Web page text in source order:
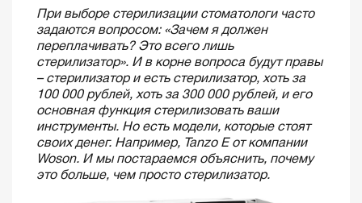
При выборе стерилизации стоматологи часто
задаются вопросом: «Зачем я должен
переплачивать? Это всего лишь
стерилизатор». И в корне вопроса будут правы
– стерилизатор и есть стерилизатор, хоть за
100 000 рублей, хоть за 300 000 рублей, и его
основная функция стерилизовать ваши
инструменты. Но есть модели, которые стоят
своих денег. Например, Tanzo E от компании
Woson. И мы постараемся объяснить, почему
это больше, чем просто стерилизатор.